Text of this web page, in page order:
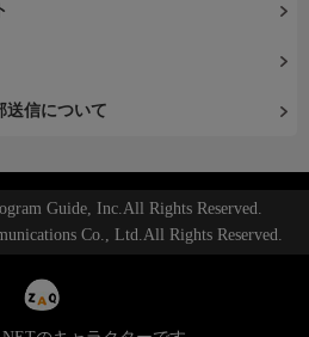
送信について
Guide, Inc.All Rights Reserved.
Co., Ltd.All Rights Reserved.